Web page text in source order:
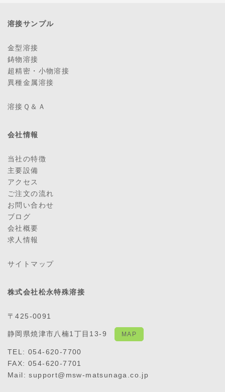
溶接サンプル
金型溶接
鋳物溶接
超精密・小物溶接
異種金属溶接
溶接Ｑ＆Ａ
会社情報
当社の特徴
主要設備
アクセス
ご注文の流れ
お問い合わせ
ブログ
会社概要
求人情報
サイトマップ
株式会社松永特殊溶接
〒425-0091
静岡県焼津市八楠1丁目13-9 MAP
TEL: 054-620-7700
FAX: 054-620-7701
Mail: support@msw-matsunaga.co.jp